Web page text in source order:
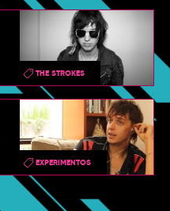
THE STROKES
EXPERIMENTOS